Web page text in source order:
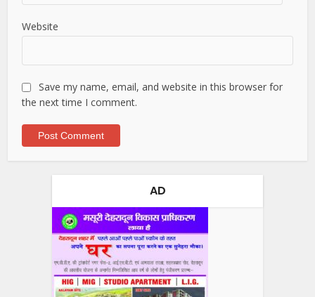
Website
Save my name, email, and website in this browser for
the next time I comment.
AD